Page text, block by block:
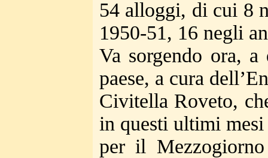
54 alloggi, di cui 8
1950-51, 16 negli
Va sorgendo ora,
paese, a cura
Civitella Roveto,
in questi ultimi mesi
per il